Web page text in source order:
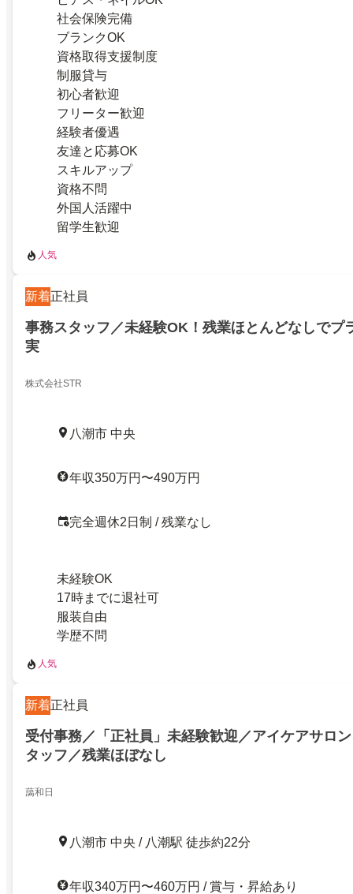
社会保険完備
ブランクOK
資格取得支援制度
制服貸与
初心者歓迎
フリーター歓迎
経験者優遇
友達と応募OK
スキルアップ
資格不問
外国人活躍中
留学生歓迎
人気
新着正社員
事務スタッフ／未経験OK！残業ほとんどなしでプ
実
株式会社STR
八潮市 中央
年収350万円〜490万円
完全週休2日制 / 残業なし
未経験OK
17時までに退社可
服装自由
学歴不問
人気
新着正社員
受付事務／「正社員」未経験歓迎／アイケアサロ
タッフ／残業ほぼなし
藹和日
八潮市 中央 / 八潮駅 徒歩約22分
年収340万円〜460万円 / 賞与・昇給あり